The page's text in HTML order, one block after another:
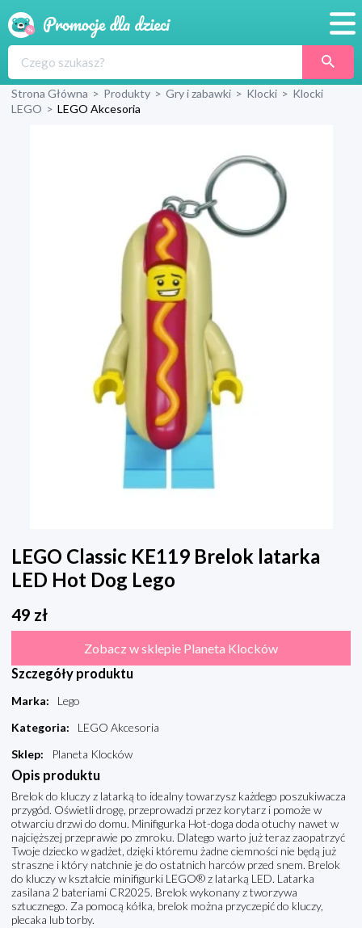
Produkty
Wyprawka
Strona Główna > Produkty > Gry i zabawki > Klocki > Klocki
LEGO > LEGO Akcesoria
LEGO Classic KE119 Brelok latarka
LED Hot Dog Lego
49 zł
Zobacz w sklepie Planeta Klocków
Szczegóły produktu
Marka:
Lego
Kategoria:
LEGO Akcesoria
Sklep: Planeta Klocków
Opis produktu
Brelok do kluczy z latarką to idealny towarzysz każdego poszukiwacza
przygód. Oświetli drogę, przeprowadzi przez korytarz i pomoże w
otwarciu drzwi do domu. Minifigurka Hot-doga doda otuchy nawet w
najcięższej przeprawie po zmroku. Dlatego warto już teraz zaopatrzyć
Twoje dziecko w gadżet, dzięki któremu żadne ciemności nie będą już
straszne i który natchnie je do ostatnich harców przed snem. Brelok
do kluczy w kształcie minifigurki LEGO® z latarką LED. Latarka
zasilana 2 bateriami CR2025. Brelok wykonany z tworzywa
sztucznego. Za pomocą kółka, brelok można przyczepić do kluczy,
plecaka lub torby.